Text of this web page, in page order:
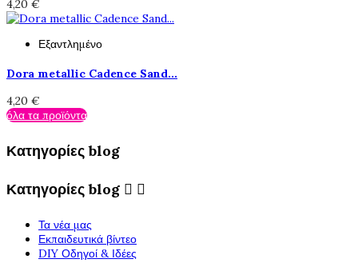
4,20 €
Εξαντλημένο
Dora metallic Cadence Sand...
4,20 €
όλα τα προϊόντα
Κατηγορίες blog
Κατηγορίες blog  
Τα νέα μας
Εκπαιδευτικά βίντεο
DIY Οδηγοί & Ιδέες